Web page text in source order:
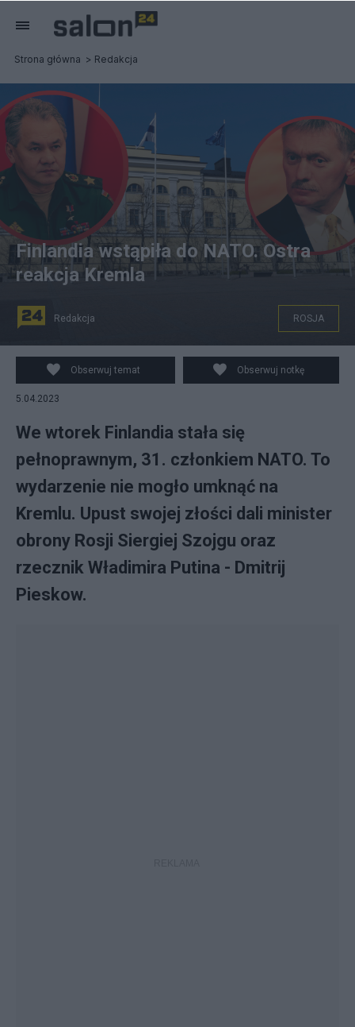
Strona główna Redakcja
(Szojgu i Pieskow komentują wstąpienie Finlandii do
NATO. Fot. commons.wikimedia.org, EPA/MAURI
RATILAINEN)
Finlandia wstąpiła do NATO. Ostra
reakcja Kremla
Redakcja ROSJA
Obserwuj temat Obserwuj notkę
5.04.2023
We wtorek Finlandia stała się
pełnoprawnym, 31. członkiem NATO. To
wydarzenie nie mogło umknąć na
Kremlu. Upust swojej złości dali minister
obrony Rosji Siergiej Szojgu oraz
rzecznik Władimira Putina - Dmitrij
Pieskow.